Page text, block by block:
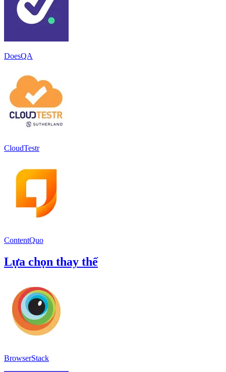
DoesQA
CloudTestr
ContentQuo
Lựa chọn thay thế
BrowserStack